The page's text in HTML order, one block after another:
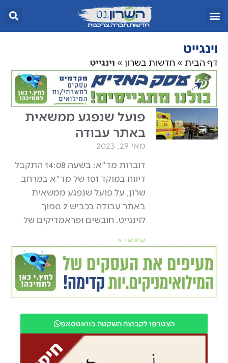
וינגייט
דף הבית » חדשות בשרון » וינגייט
פועל שנפגע ממשאית
באתר עבודה
מאי 29, 2023
דוברות מד"א: בשעה 14:08 התקבל
דיווח במוקד 101 של מד"א במרחב
שרון, על פועל שנפגע ממשאית
באתר עבודה בכביש 2 סמוך
לוינגייט. חובשים ופראמדיקים של
קרא עוד »
הצטרפו לקבוצה השקטה בוואטסאפ